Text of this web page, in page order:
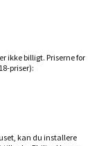
ikke billigt. Priserne for
priser):
kan du installere